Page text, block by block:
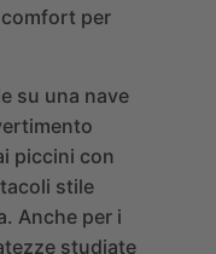
per
su una nave
piccini con
stile
Anche per i
studiate